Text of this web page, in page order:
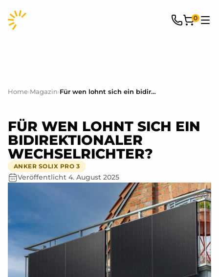
0
Home›Magazin› Für wen lohnt sich ein bidirektionaler Wechselrichter?
FÜR WEN LOHNT SICH EIN
BIDIREKTIONALER
WECHSELRICHTER?
ANKER SOLIX PRO 3
Veröffentlicht 4. August 2025